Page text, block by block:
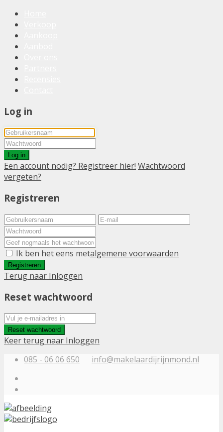
Log in
Log in
Een account nodig? Registreer hier! Wachtwoord
vergeten?
Registreren
Ik ben het eens metalgemene voorwaarden
Registreren
Terug naar Inloggen
Reset wachtwoord
Reset wachtwoord
Keer terug naar Inloggen
085 - 06 06 650
info@makelaardijrijnmond.nl